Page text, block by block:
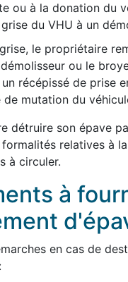
ou à la donation du
du VHU à un
le propriétaire
ou le
récépissé de prise
mutation du
détruire son épave
relatives à
à circuler.
à
en cas de